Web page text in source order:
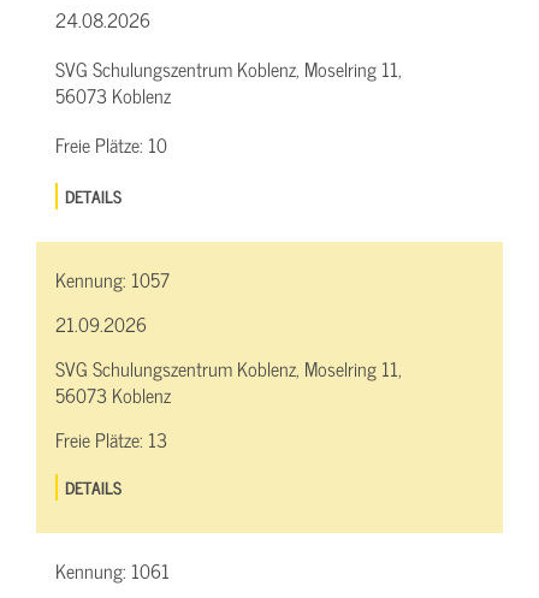
24.08.2026
SVG Schulungszentrum Koblenz, Moselring 11,
56073 Koblenz
Freie Plätze: 10
DETAILS
Kennung: 1057
21.09.2026
SVG Schulungszentrum Koblenz, Moselring 11,
56073 Koblenz
Freie Plätze: 13
DETAILS
Kennung: 1061